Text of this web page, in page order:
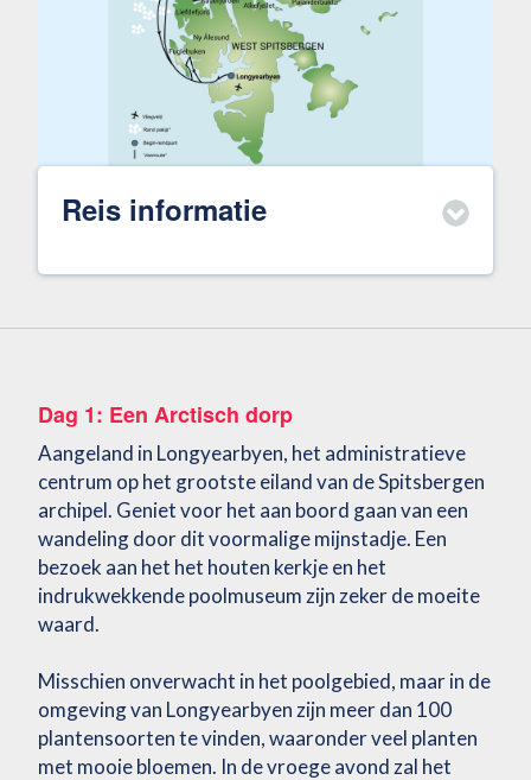
Reis informatie
Dag 1: Een Arctisch dorp
Aangeland in Longyearbyen, het administratieve
centrum op het grootste eiland van de Spitsbergen
archipel. Geniet voor het aan boord gaan van een
wandeling door dit voormalige mijnstadje. Een
bezoek aan het het houten kerkje en het
indrukwekkende poolmuseum zijn zeker de moeite
waard.
Misschien onverwacht in het poolgebied, maar in de
omgeving van Longyearbyen zijn meer dan 100
plantensoorten te vinden, waaronder veel planten
met mooie bloemen. In de vroege avond zal het